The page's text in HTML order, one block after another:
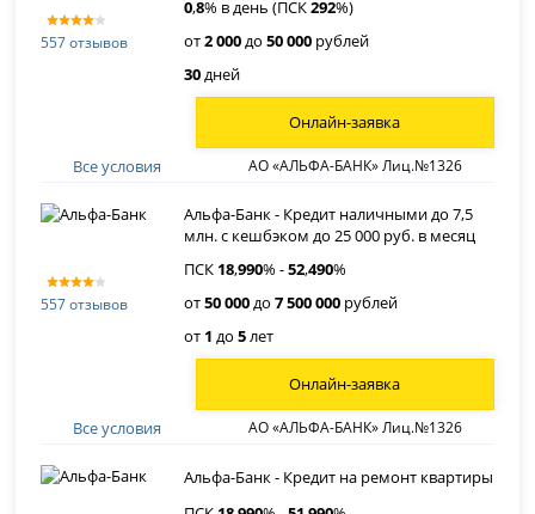
557 отзывов
0,8% в день (ПСК292%)
от2 000до50 000 рублей
30дней
Все условия АО «АЛЬФА-БАНК» Лиц.№1326
Онлайн-заявка
557 отзывов
Альфа-Банк - Кредит наличными до 7,5
млн. с кешбэком до 25 000 руб. в месяц
ПСК 18,990% -52,490%
от50 000до7 500 000 рублей
от 1 до5лет
Все условия АО «АЛЬФА-БАНК» Лиц.№1326
Онлайн-заявка
Альфа-Банк - Кредит на ремонт квартиры